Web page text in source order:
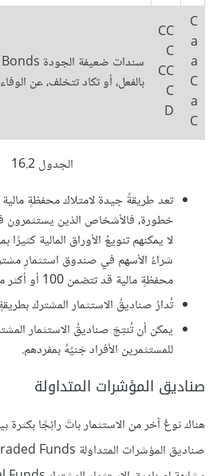
C
a
a
C
a
C
CC
C
CC
C
D
بالفعل، أو تكاد تتخلف، عن
الجدول 16.2
تعد طريقةً جيدة لامتلاك محفظةٍ مالية
لا يمكنهم تنويعُ الأوراق المالية كثيرًا
شراءُ الأسهم في صندوق استثمارٍ
محفظةٍ مالية قد تتضمن 100 أو أكثر من الأوراق المالية.
تُدارُ صناديقُ الاستثمار المشترك
يمكن أن تُنتِجَ صناديقُ الاستثمار
للمستثمرين الأفراد جَنيُهُ بمفردهم.
صناديق المؤشرات المتداولة
هناك نوعٌ آخر من الاستثمار باتَ رائِجًا